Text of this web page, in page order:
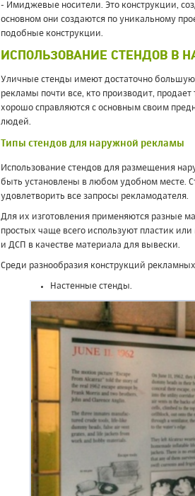
- Имиджевые носители. Это конструкции,
основном они создаются по уникальному
подобные конструкции.
ИСПОЛЬЗОВАНИЕ СТЕНДОВ В
Уличные стенды имеют достаточно большую
рекламы почти все, кто производит,
хорошо справляются с основным своим
людей.
Типы стендов для наружной рекламы
Использование стендов для размещения
быть установлены в любом удобном месте.
удовлетворить все запросы рекламодателя.
Для их изготовления применяются разные
простых чаще всего используют пластик
и ДСП в качестве материала для вывески.
Среди разнообразия конструкций
Настенные стенды.